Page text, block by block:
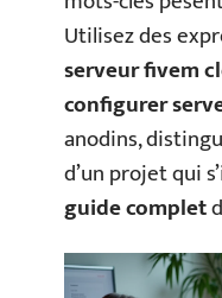
Utilisez des
serveur fivem
configurer
anodins,
d’un projet qui
guide complet